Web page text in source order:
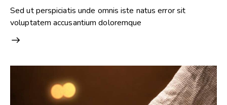
Sed ut perspiciatis unde omnis iste natus error sit
voluptatem accusantium doloremque